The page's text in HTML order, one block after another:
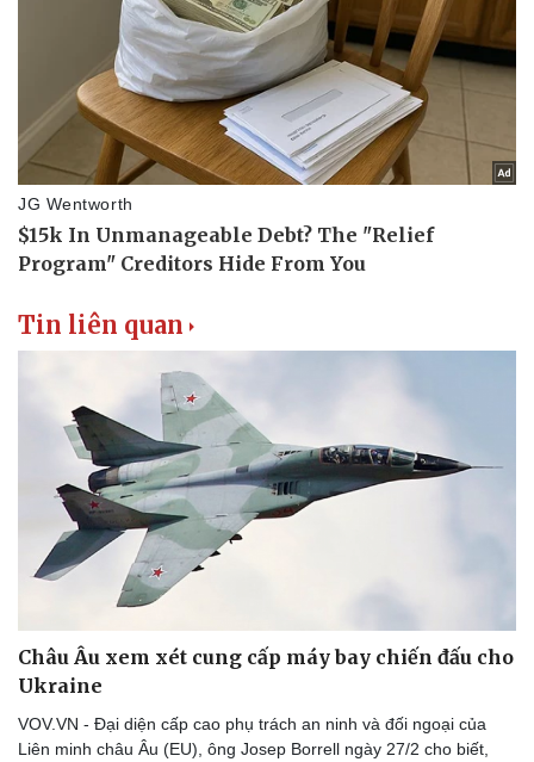
Tin liên quan
Châu Âu xem xét cung cấp máy bay chiến đấu cho
Ukraine
VOV.VN - Đại diện cấp cao phụ trách an ninh và đối ngoại của
Liên minh châu Âu (EU), ông Josep Borrell ngày 27/2 cho biết,